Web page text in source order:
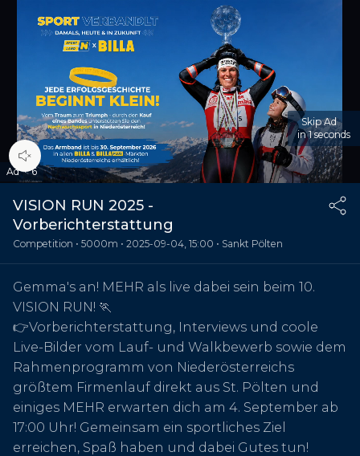
Ad · 6
Skip Ad
in 1 seconds
00:04 / 00:10
VISION RUN 2025 -
Vorberichterstattung
Competition • 5000m • 2025-09-04, 15:00 • Sankt Pölten
Gemma's an! MEHR als live dabei sein beim 10.
VISION RUN! 🏃
👉Vorberichterstattung, Interviews und coole
Live-Bilder vom Lauf- und Walkbewerb sowie dem
Rahmenprogramm von Niederösterreichs
größtem Firmenlauf direkt aus St. Pölten und
einiges MEHR erwarten dich am 4. September ab
17:00 Uhr! Gemeinsam ein sportliches Ziel
erreichen, Spaß haben und dabei Gutes tun!